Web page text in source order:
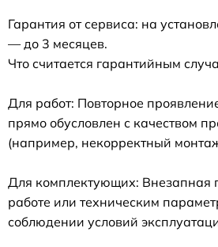
Гарантия от сервиса: на
— до 3 месяцев.
Что считается гарантийным
Для работ: Повторное
прямо обусловлен с качеством
(например, некорректный
Для комплектующих: Внезапная
работе или техническим
соблюдении условий